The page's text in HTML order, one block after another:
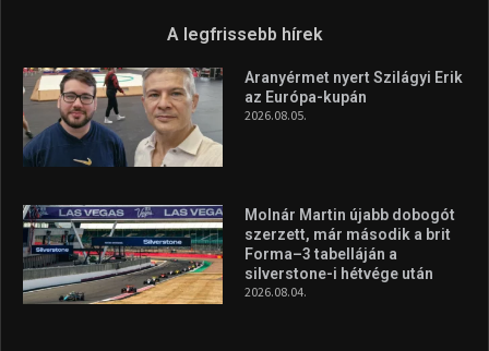
A legfrissebb hírek
Aranyérmet nyert Szilágyi Erik
az Európa-kupán
2026.08.05.
Molnár Martin újabb dobogót
szerzett, már második a brit
Forma–3 tabelláján a
silverstone-i hétvége után
2026.08.04.